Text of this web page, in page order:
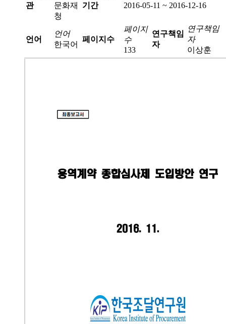
관
문화재
청
기간
2016-05-11 ~ 2016-12-16
언어
언어
한국어
페이지수
페이지
수
133
연구책임
자
연구책임
자
이상훈